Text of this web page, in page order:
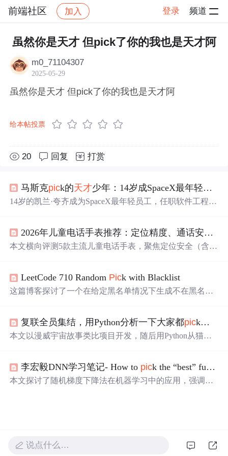
前端社区 加入 登录 频道
社区 前端社区 感慨 帖子详情
虽然你是天才 但pick了你的我也是天才阿
m0_71104307
2025-05-29
虽然你是天才 但pick了你的我也是天才阿
给本帖投票
20 回复 打赏
马斯克pick的天才少年：14岁成SpaceX最年轻工程师，岗位年薪百万，2岁启蒙11岁上大学...
14岁的凯兰·夸齐成为SpaceX最年轻员工，任职软件工程
工作。凯兰在多个领域展现出超常才华，他的故事在社交
媒体上引发热议。
2026年儿童电话手表推荐：定位精度、通话安全与健康监测深度横评
本文横向评测5款主流儿童电话手表，聚焦定位安全（含楼
噪）、家长管控（应用禁用、支付限额）及防水续航。小
天才Z12为TopPick，搭载4778双频GNSS芯片、全球首款
LeetCode 710 Random Pick with Blacklist
这篇博客探讨了一个在给定黑名单情况下生成不在黑名单
效率。解决方案包括使用HashMap存储映射关系，并在 pic
k()方法中检查和返回随机数。这种方法巧妙地避免了每次
复联全员集结，用Python分析一下大家都pick谁？
本文以漫威宇宙故事类比项目开发，随后用Python从猫眼
程度，制作词云，还对钢铁侠和灭霸进行情感分析，最后
给出程序员重构代码的警示。
李宏毅DNN学习笔记- How to pick the “best” function? 实践问题研究
本文探讨了随机梯度下降法在机器学习中的应用，强调了
说点什么…